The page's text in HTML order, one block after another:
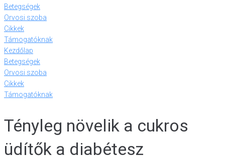
Betegségek
Orvosi szoba
Cikkek
Támogatóknak
Kezdőlap
Betegségek
Orvosi szoba
Cikkek
Támogatóknak
Tényleg növelik a cukros
üdítők a diabétesz